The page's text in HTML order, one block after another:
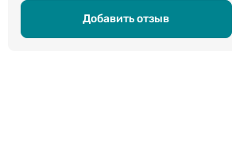
Добавить отзыв